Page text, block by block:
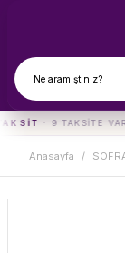
· 9 TAKSITE
Anasayfa